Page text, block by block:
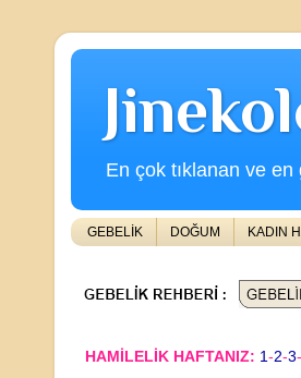
En çok tıklanan ve
GEBELİK DOĞUM KADIN
HAMİLELİK HAFTANIZ: 1-2-3